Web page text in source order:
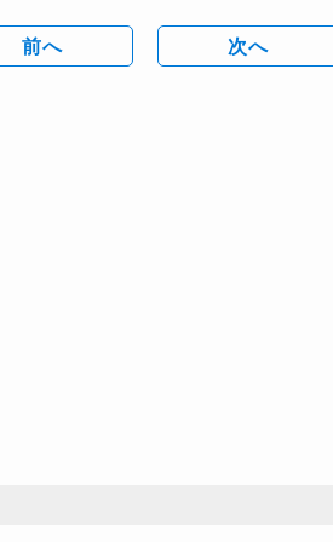
前へ 次へ